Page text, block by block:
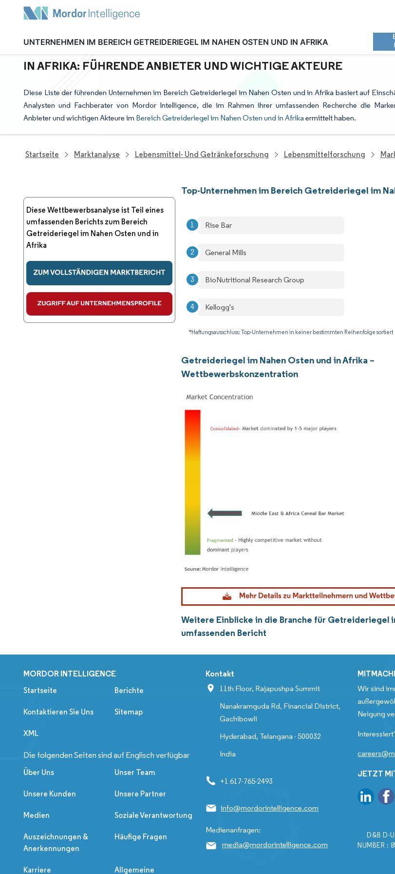
TOP-UNTERNEHMEN IM BEREICH GETREIDERIEGEL IM NAHEN
IN AFRIKA: FÜHRENDE ANBIETER UND WICHTIGE AKTEURE
Diese Liste der führenden Unternehmen im Bereich Getreideriegel im Nahen Osten und in Afrika basiert auf
Analysten und Fachberater von Mordor Intelligence, die im Rahmen ihrer umfassenden Recherche die
Anbieter und wichtigen Akteure im Bereich Getreideriegel im Nahen Osten und in Afrika ermittelt haben.
Startseite Marktanalyse Lebensmittel- Und Getränkeforschung Lebensmittelforschung
Diese Wettbewerbsanalyse ist Teil eines
umfassenden Berichts zum Bereich
Getreideriegel im Nahen Osten und in
Afrika
Top-Unternehmen im Bereich Getreideriegel im
Rise Bar
General Mills
BioNutritional Research Group
Kellogg's
*Haftungsausschluss: Top-Unternehmen in keiner bestimmten Reihenfolge sortiert
Getreideriegel im Nahen Osten und in Afrika –
Wettbewerbskonzentration
Weitere Einblicke in die Branche für Getreideriegel
umfassenden Bericht
MORDOR INTELLIGENCE
Startseite Berichte
Kontaktieren Sie Uns Sitemap
XML
Die folgenden Seiten sind auf Englisch verfügbar
Über Uns Unser Team
Unsere Kunden Unsere Partner
Medien Soziale Verantwortung
Auszeichnungen &
Anerkennungen
Häufige Fragen
Karriere Allgemeine
Kontakt
11th Floor, Rajapushpa Summit
Nanakramguda Rd, Financial District,
Gachibowli
Hyderabad, Telangana - 500032
India
+1 617-765-2493
info@mordorintelligence.com
Medienanfragen:
media@mordorintelligence.com
Wir sind
Neigung
JETZT
D&B D-
NUMBER :
UNTERNEHMEN IM BEREICH GETREIDERIEGEL IM NAHEN OSTEN UND IN AFRIKA